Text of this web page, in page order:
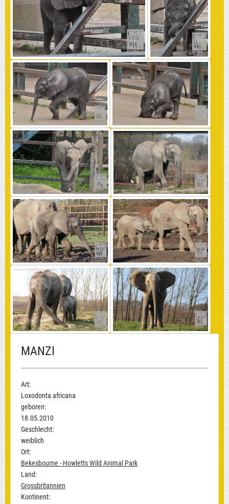
MANZI
Art:
Loxodonta africana
geboren:
18.05.2010
Geschlecht:
weiblich
Ort:
Bekesbourne - Howletts Wild Animal Park
Land:
Grossbritannien
Kontinent: